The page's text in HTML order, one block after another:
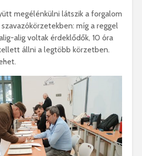
megélénkülni látszik a forgalom
míg a reggel
alig voltak érdeklődők, 10 óra
állni a legtöbb körzetben.